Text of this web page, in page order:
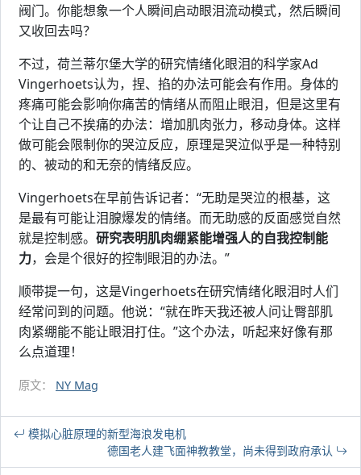
阀门。你能想象一个人瞬间启动眼泪流动模式，然后瞬间
又收回去吗？
不过，荷兰蒂尔堡大学的研究情绪化眼泪的科学家Ad
Vingerhoets认为，捏、掐的办法可能会有作用。身体的
疼痛可能会影响你痛苦的情绪从而阻止眼泪，但是这里有
个让自己不挨痛的办法：增加肌肉张力，移动身体。这样
做可能会限制你的哭泣反应，原理是哭泣似乎是一种特别
的、被动的和无奈的情绪反应。
Vingerhoets在早前告诉记者：“无助是哭泣的根基，这
是最有可能让泪腺爆发的情绪。而无助感的反面感觉自然
就是控制感。 研究表明肌肉绷紧能增强人的自我控制能
力，会是个很好的控制眼泪的办法。”
顺带提一句，这是Vingerhoets在研究情绪化眼泪时人们
经常问到的问题。他说：“就在昨天我还被人问让臀部肌
肉紧绷能不能让眼泪打住。”这个办法，听起来好像有那
么点道理！
原文： NY Mag
模拟心脏原理的新型海浪发电机
德国老人建飞面神教教堂，尚未得到政府承认